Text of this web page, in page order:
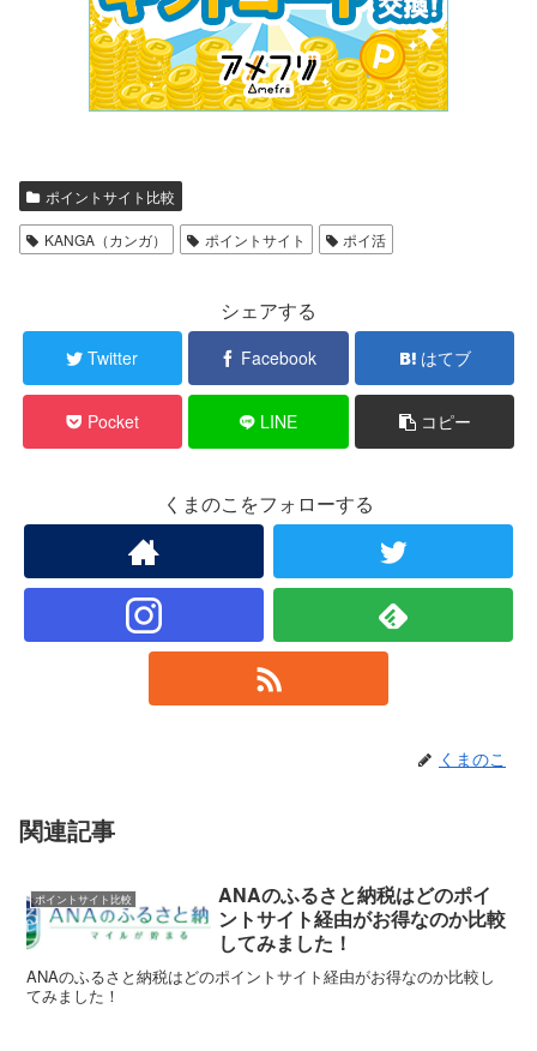
ポイントサイト比較
KANGA（カンガ） ポイントサイト ポイ活
シェアする
Twitter Facebook はてブ
Pocket LINE コピー
くまのこをフォローする
くまのこ
関連記事
ポイントサイト比較
ANAのふるさと納税はどのポイ
ントサイト経由がお得なのか比較
してみました！
ANAのふるさと納税はどのポイントサイト経由がお得なのか比較し
てみました！